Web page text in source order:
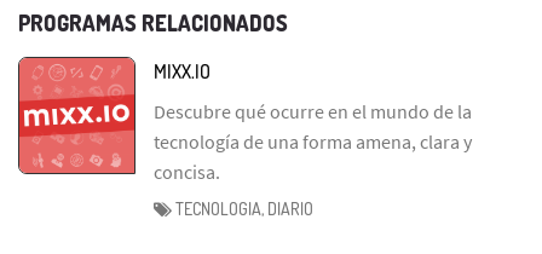
PROGRAMAS RELACIONADOS
MIXX.IO
Descubre qué ocurre en el mundo de la
tecnología de una forma amena, clara y
concisa.
TECNOLOGIA, DIARIO